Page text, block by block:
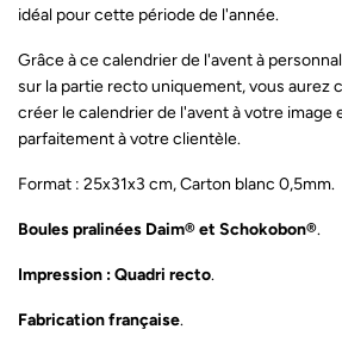
idéal pour cette période de l'année.
Grâce à ce calendrier de l'avent à
sur la partie recto uniquement, vous aurez
créer le calendrier de l'avent à votre image
parfaitement à votre clientèle.
Format : 25x31x3 cm, Carton blanc 0,5mm.
Boules pralinées Daim® et Schokobon®.
Impression : Quadri recto.
Fabrication française.